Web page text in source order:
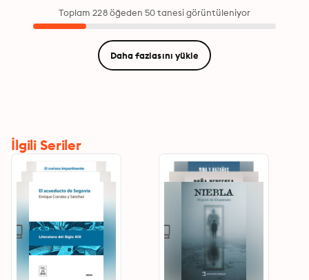
Toplam 228 öğeden 50 tanesi görüntüleniyor
Daha fazlasını yükle
İlgili Seriler